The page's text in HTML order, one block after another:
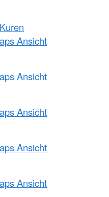
Ansicht
Ansicht
Ansicht
Ansicht
Ansicht